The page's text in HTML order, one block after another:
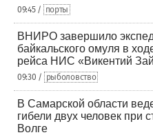
09:45 / порты
ВНИРО завершило
байкальского омуля в
рейса НИС «Викентий
09:30 / рыболовство
В Самарской области
гибели двух человек при
Волге